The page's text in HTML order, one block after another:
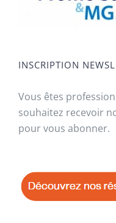
INSCRIPTION
Vous êtes
souhaitez recevoir
pour vous abonner.